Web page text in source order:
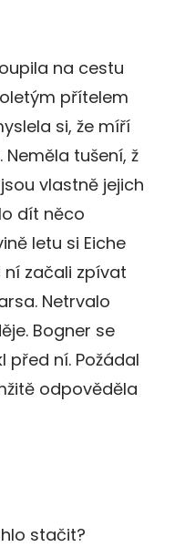
na cestu
přítelem
si, že míří
tušení, ž
vlastně jejich
dít něco
letu si Eiche
začali zpívat
Netrvalo
Bogner se
před ní. Požádal
odpověděla
stačit?